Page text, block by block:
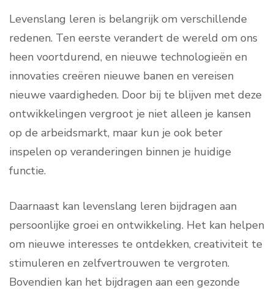
Levenslang leren is belangrijk om verschillende
redenen. Ten eerste verandert de wereld om ons
heen voortdurend, en nieuwe technologieën en
innovaties creëren nieuwe banen en vereisen
nieuwe vaardigheden. Door bij te blijven met deze
ontwikkelingen vergroot je niet alleen je kansen
op de arbeidsmarkt, maar kun je ook beter
inspelen op veranderingen binnen je huidige
functie.
Daarnaast kan levenslang leren bijdragen aan
persoonlijke groei en ontwikkeling. Het kan helpen
om nieuwe interesses te ontdekken, creativiteit te
stimuleren en zelfvertrouwen te vergroten.
Bovendien kan het bijdragen aan een gezonde